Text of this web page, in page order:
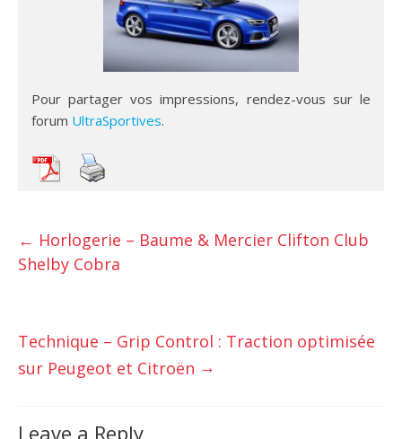
Pour partager vos impressions, rendez-vous sur le
forum UltraSportives.
← Horlogerie – Baume & Mercier Clifton Club
Shelby Cobra
Technique – Grip Control : Traction optimisée
sur Peugeot et Citroën →
Leave a Reply